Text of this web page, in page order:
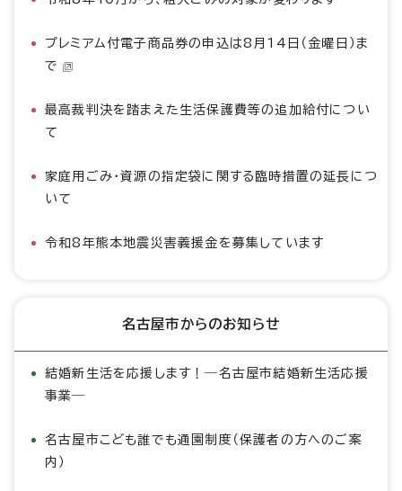
プレミアム付電子商品券の申込は8月14日（金曜日）ま
で
最高裁判決を踏まえた生活保護費等の追加給付につい
て
家庭用ごみ・資源の指定袋に関する臨時措置の延長につ
いて
令和8年熊本地震災害義援金を募集しています
名古屋市からのお知らせ
結婚新生活を応援します！―名古屋市結婚新生活応援
事業―
名古屋市こども誰でも通園制度（保護者の方へのご案
内）